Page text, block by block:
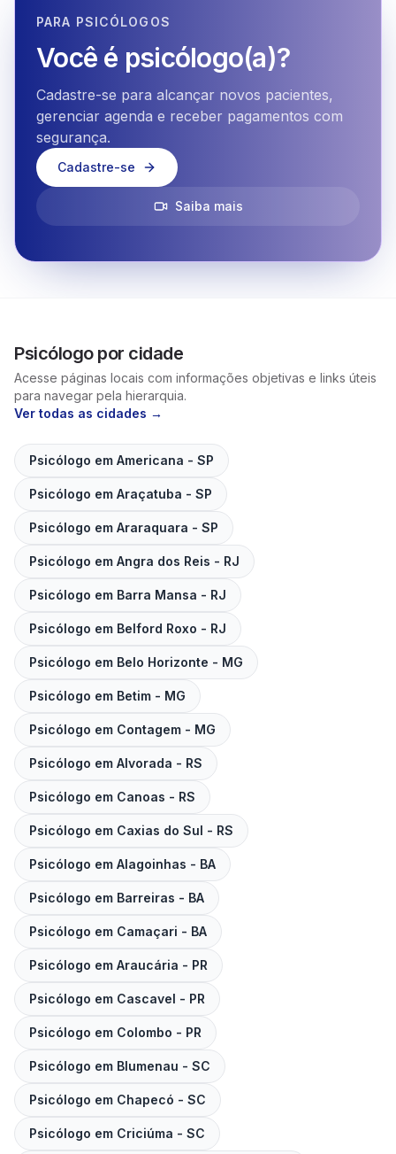
PARA PSICÓLOGOS
Você é psicólogo(a)?
Cadastre-se para alcançar novos pacientes,
gerenciar agenda e receber pagamentos com
segurança.
Cadastre-se
Saiba mais
Psicólogo por cidade
Acesse páginas locais com informações objetivas e links úteis
para navegar pela hierarquia.
Ver todas as cidades →
Psicólogo em Americana - SP
Psicólogo em Araçatuba - SP
Psicólogo em Araraquara - SP
Psicólogo em Angra dos Reis - RJ
Psicólogo em Barra Mansa - RJ
Psicólogo em Belford Roxo - RJ
Psicólogo em Belo Horizonte - MG
Psicólogo em Betim - MG
Psicólogo em Contagem - MG
Psicólogo em Alvorada - RS
Psicólogo em Canoas - RS
Psicólogo em Caxias do Sul - RS
Psicólogo em Alagoinhas - BA
Psicólogo em Barreiras - BA
Psicólogo em Camaçari - BA
Psicólogo em Araucária - PR
Psicólogo em Cascavel - PR
Psicólogo em Colombo - PR
Psicólogo em Blumenau - SC
Psicólogo em Chapecó - SC
Psicólogo em Criciúma - SC